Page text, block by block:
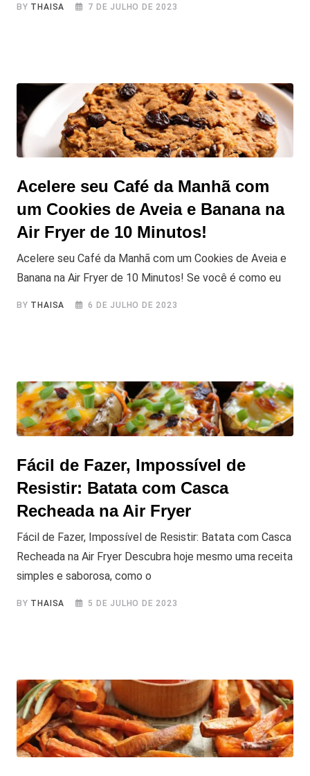
BY THAISA 7 DE JULHO DE 2023
Acelere seu Café da Manhã com
um Cookies de Aveia e Banana na
Air Fryer de 10 Minutos!
Acelere seu Café da Manhã com um Cookies de Aveia e
Banana na Air Fryer de 10 Minutos! Se você é como eu
BY THAISA 6 DE JULHO DE 2023
Fácil de Fazer, Impossível de
Resistir: Batata com Casca
Recheada na Air Fryer
Fácil de Fazer, Impossível de Resistir: Batata com Casca
Recheada na Air Fryer Descubra hoje mesmo uma receita
simples e saborosa, como o
BY THAISA 5 DE JULHO DE 2023